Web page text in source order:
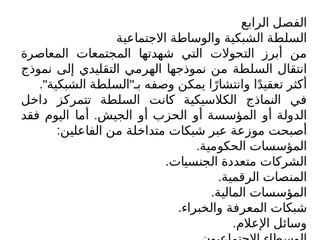
الفصل الرابع
السلطة الشبكية والوساطة الاجتماعية
من أبرز التحولات التي شهدتها المجتمعات المعاصرة
انتقال السلطة من نموذجها الهرمي التقليدي إلى نموذج
أكثر تعقيدًا وانتشارًا يمكن وصفه بـ"السلطة الشبكية".
في النماذج الكلاسيكية كانت السلطة تتمركز داخل
الدولة أو المؤسسة أو الحزب أو الجيش. أما اليوم فقد
أصبحت موزعة عبر شبكات متداخلة من الفاعلين:
المؤسسات الحكومية.
الشركات متعددة الجنسيات.
المنصات الرقمية.
المؤسسات المالية.
شبكات المعرفة والخبراء.
وسائل الإعلام.